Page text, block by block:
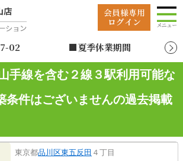
02
■夏季休業期間
2026年8月12日（水）
～2026年8月19日
（水）
手線を含む２線３駅利用可能な
件はございませんの過去掲載
東京都品川区東五反田 ４丁目